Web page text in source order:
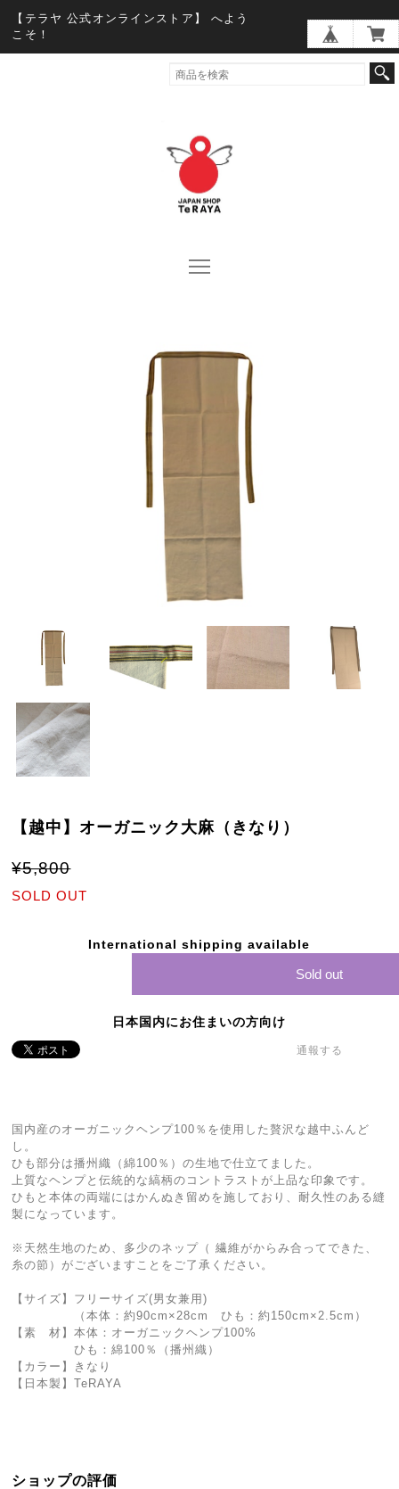
【テラヤ 公式オンラインストア】 へよう
こそ！
【越中】オーガニック大麻（きなり）
¥5,800
SOLD OUT
International shipping available
Sold out
日本国内にお住まいの方向け
通報する
国内産のオーガニックヘンプ100％を使用した贅沢な越中ふんど
し。
ひも部分は播州織（綿100％）の生地で仕立てました。
上質なヘンプと伝統的な縞柄のコントラストが上品な印象です。
ひもと本体の両端にはかんぬき留めを施しており、耐久性のある縫
製になっています。
※天然生地のため、多少のネップ（ 繊維がからみ合ってできた、
糸の節）がございますことをご了承ください。
【サイズ】フリーサイズ(男女兼用)
（本体：約90cm×28cm ひも：約150cm×2.5cm）
【素 材】本体：オーガニックヘンプ100%
ひも：綿100％（播州織）
【カラー】きなり
【日本製】TeRAYA
ショップの評価